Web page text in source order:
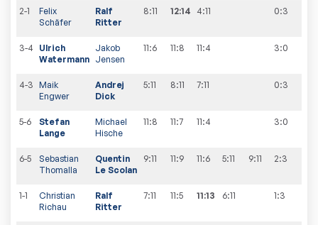
2-1
Felix
Schäfer
Ralf
Ritter
8:11 12:14 4:11 0:3
3-4
Ulrich
Watermann
Jakob
Jensen
11:6 11:8 11:4 3:0
4-3 Maik
Engwer
Andrej
Dick
5:11 8:11 7:11 0:3
5-6
Stefan
Lange
Michael
Hische
11:8 11:7 11:4 3:0
6-5
Sebastian
Thomalla
Quentin
Le Scolan
9:11 11:9 11:6 5:11 9:11 2:3
1-1
Christian
Richau
Ralf
Ritter
7:11 11:5 11:13 6:11 1:3